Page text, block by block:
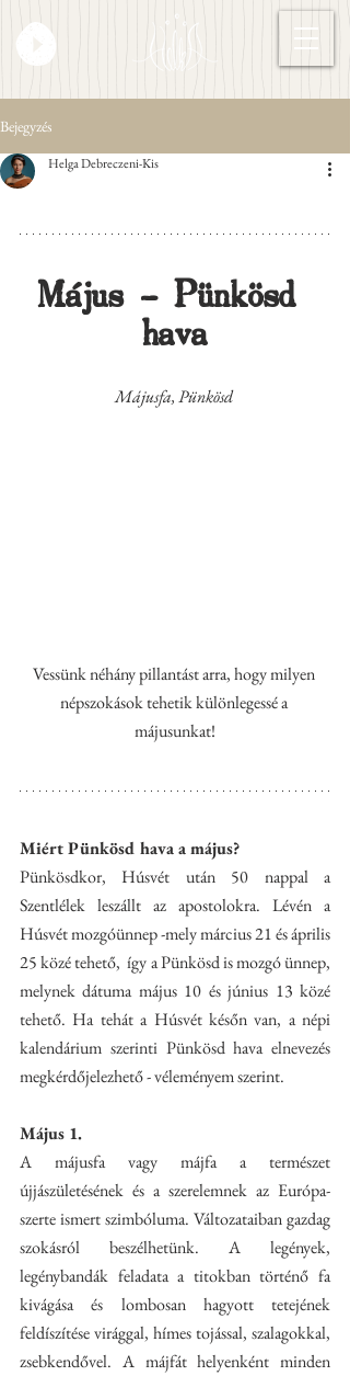
Bejegyzés
Helga Debreczeni-Kis
Május - Pünkösd
hava
Májusfa, Pünkösd
Vessünk néhány pillantást arra, hogy milyen
népszokások tehetik különlegessé a
májusunkat!
Miért Pünkösd hava a május?
Pünkösdkor, Húsvét után 50 nappal a
Szentlélek leszállt az apostolokra. Lévén a
Húsvét mozgóünnep -mely március 21 és április
25 közé tehető,  így a Pünkösd is mozgó ünnep,
melynek dátuma május 10 és június 13 közé
tehető. Ha tehát a Húsvét későn van, a népi
kalendárium szerinti Pünkösd hava elnevezés
megkérdőjelezhető - véleményem szerint.
Május 1.
A májusfa vagy májfa a természet
újjászületésének és a szerelemnek az Európa-
szerte ismert szimbóluma. Változataiban gazdag
szokásról beszélhetünk. A legények,
legénybandák feladata a titokban történő fa
kivágása és lombosan hagyott tetejének
feldíszítése virággal, hímes tojással, szalagokkal,
zsebkendővel. A májfát helyenként minden